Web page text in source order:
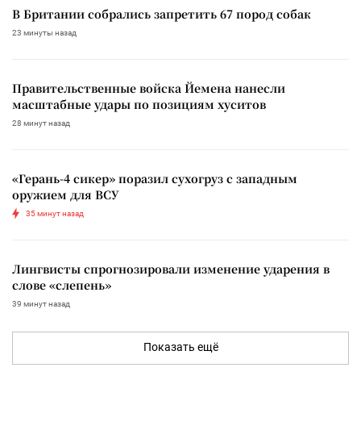
В Британии собрались запретить 67 пород собак
23 минуты назад
Правительственные войска Йемена нанесли
масштабные удары по позициям хуситов
28 минут назад
«Герань-4 сикер» поразил сухогруз с западным
оружием для ВСУ
35 минут назад
Лингвисты спрогнозировали изменение ударения в
слове «слепень»
39 минут назад
Показать ещё